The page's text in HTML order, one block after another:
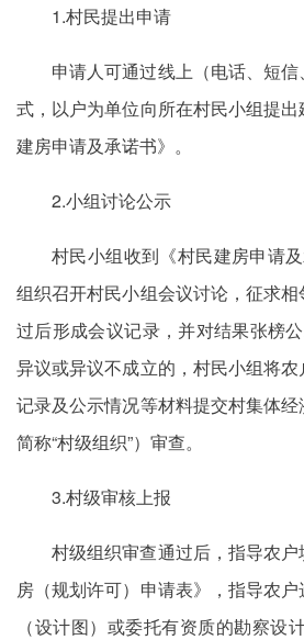
1.村民提出申请
申请人可通过线上（电话、短
式，以户为单位向所在村民小组提
建房申请及承诺书》。
2.小组讨论公示
村民小组收到《村民建房申请
组织召开村民小组会议讨论，征求
过后形成会议记录，并对结果张榜
异议或异议不成立的，村民小组将
记录及公示情况等材料提交村集体
简称“村级组织”）审查。
3.村级审核上报
村级组织审查通过后，指导农
房（规划许可）申请表》，指导农
（设计图）或委托有资质的勘察设